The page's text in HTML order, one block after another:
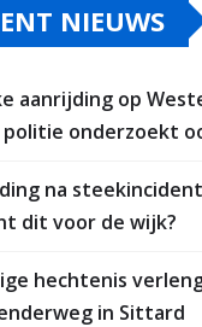
NIEUWS
aanrijding op
politie onderzoekt
na
dit voor de wijk?
hechtenis
in Sittard